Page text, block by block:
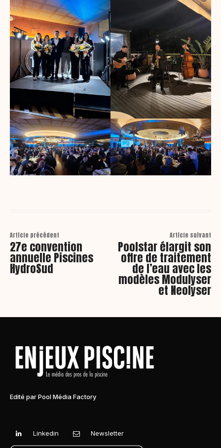
Article précédent
27e convention
annuelle Piscines
HydroSud
Article suivant
Poolstar élargit son
offre de traitement
de l’eau avec les
modèles Modulyser
et Neolyser
Edité par Pool Média Factory
Linkedin Newsletter